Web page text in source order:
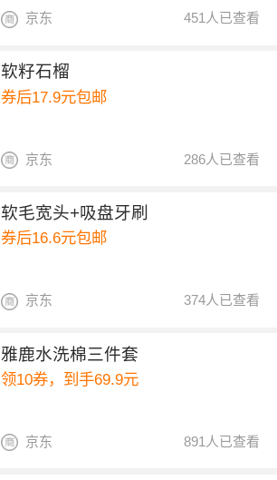
451人已查看
京东
软籽石榴
券后17.9元包邮
286人已查看
京东
软毛宽头+吸盘牙刷
券后16.6元包邮
374人已查看
京东
雅鹿水洗棉三件套
领10券，到手69.9元
891人已查看
京东